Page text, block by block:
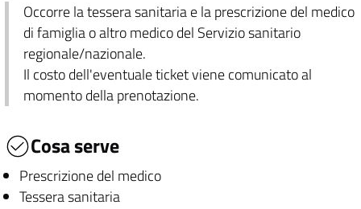
Occorre la tessera sanitaria e la prescrizione del medico
di famiglia o altro medico del Servizio sanitario
regionale/nazionale.
Il costo dell'eventuale ticket viene comunicato al
momento della prenotazione.
Cosa serve
Prescrizione del medico
Tessera sanitaria